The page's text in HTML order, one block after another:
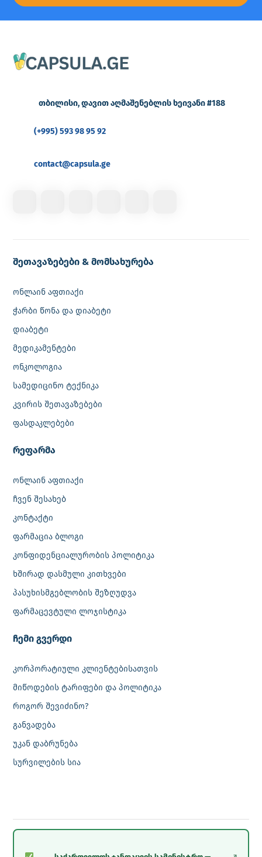
თბილისი, დავით აღმაშენებლის ხეივანი #188
(+995) 593 98 95 92
contact@capsula.ge
შეთავაზებები & მომსახურება
ონლაინ აფთიაქი
ჭარბი წონა და დიაბეტი
დიაბეტი
მედიკამენტები
ონკოლოგია
სამედიცინო ტექნიკა
კვირის შეთავაზებები
ფასდაკლებები
რეფარმა
ონლაინ აფთიაქი
ჩვენ შესახებ
კონტაქტი
ფარმაცია ბლოგი
კონფიდენციალურობის პოლიტიკა
ხშირად დასმული კითხვები
პასუხისმგებლობის შეზღუდვა
ფარმაცევტული ლოჯისტიკა
‎ჩემი გვერდი
კორპორატიული კლიენტებისათვის
მიწოდების ტარიფები და პოლიტიკა
როგორ შევიძინო?
განვადება
უკან დაბრუნება
სურვილების სია